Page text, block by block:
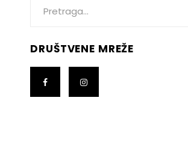
for:
DRUŠTVENE MREŽE